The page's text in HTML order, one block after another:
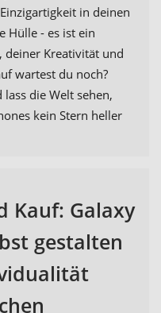
in deinen
Hülle - es ist ein
deiner Kreativität und
wartest du noch?
die Welt sehen,
kein Stern heller
Kauf: Galaxy
gestalten